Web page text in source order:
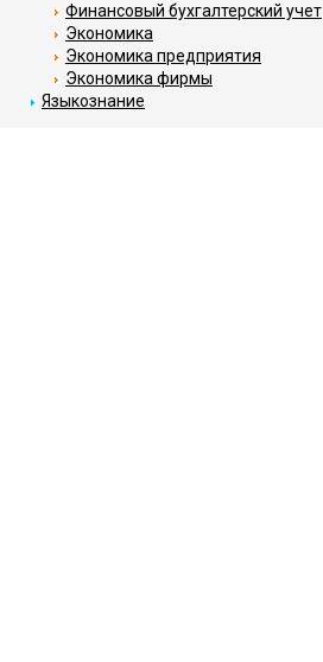
Финансовый бухгалтерский учет
Экономика
Экономика предприятия
Экономика фирмы
Языкознание